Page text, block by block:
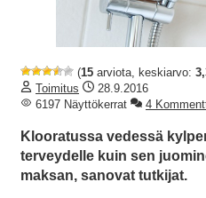
(15 arviota, keskiarvo:
Toimitus
28.9.2016
6197 Näyttökerrat
4
Klooratussa vedessä
terveydelle kuin sen
maksan, sanovat tutkijat.